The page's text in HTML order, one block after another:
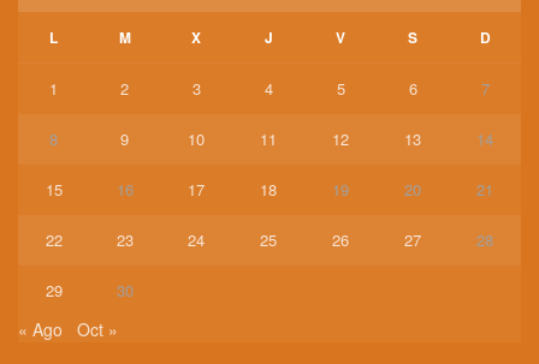
L M X J V S D
1 2 3 4 5 6 7
8 9 10 11 12 13 14
15 16 17 18 19 20 21
22 23 24 25 26 27 28
29 30
« Ago Oct »